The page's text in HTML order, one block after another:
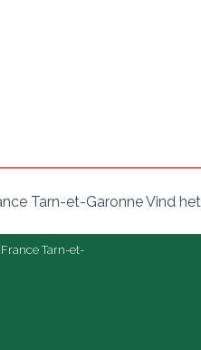
Tarn-et-Garonne Vind
Tarn-et-